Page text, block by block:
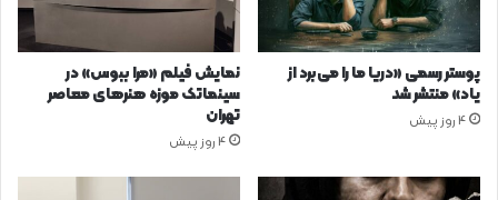
پوستر رسمی «دریا ما را می‌برد از
یاد» منتشر شد
4 روز پیش
نمایش فیلم «مرا ببوس» در
سینماتک موزه هنرهای معاصر
تهران
4 روز پیش